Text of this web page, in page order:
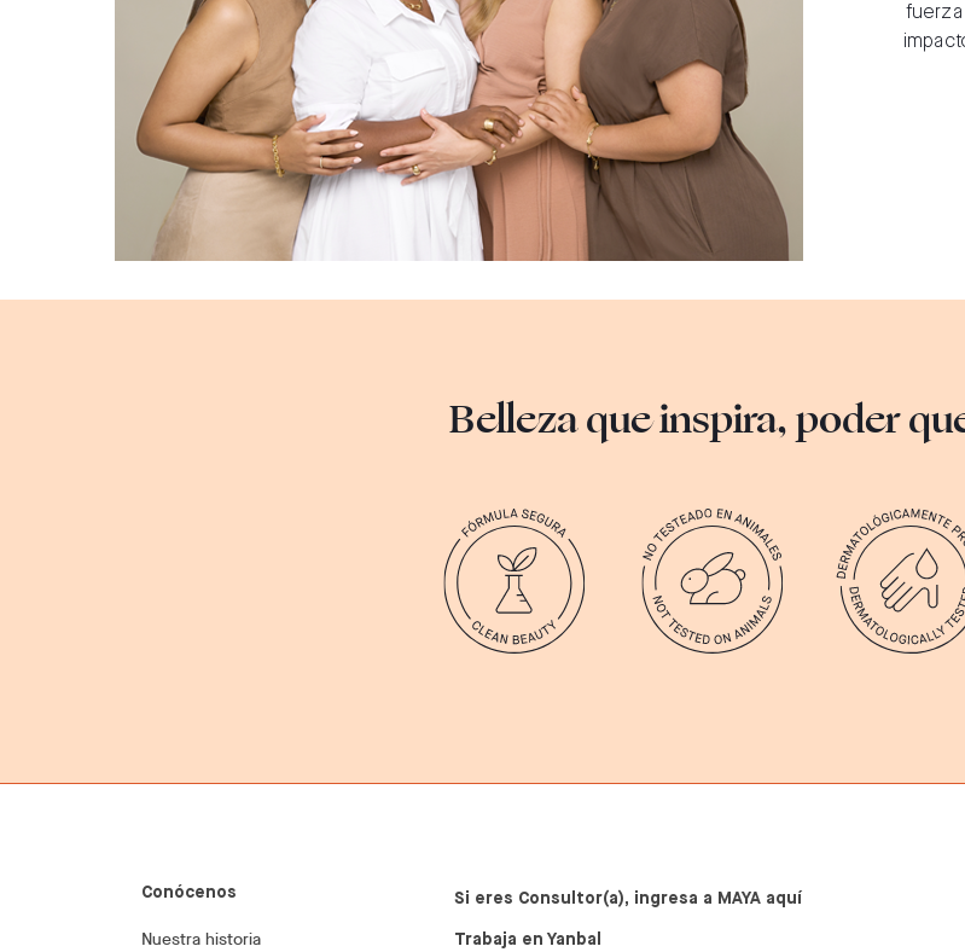
fuerza
Belleza que inspira, poder
Conócenos
Nuestra historia
Si eres Consultor(a), ingresa a MAYA aquí
Trabaja en Yanbal